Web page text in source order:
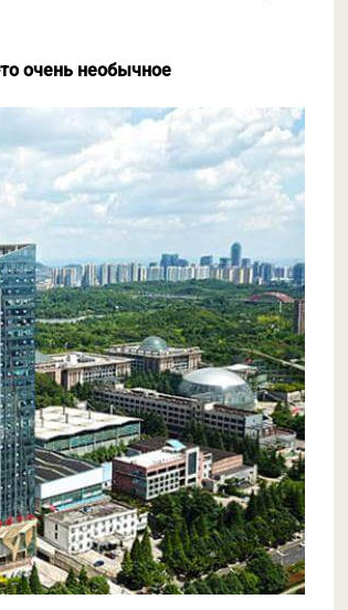
очень необычное